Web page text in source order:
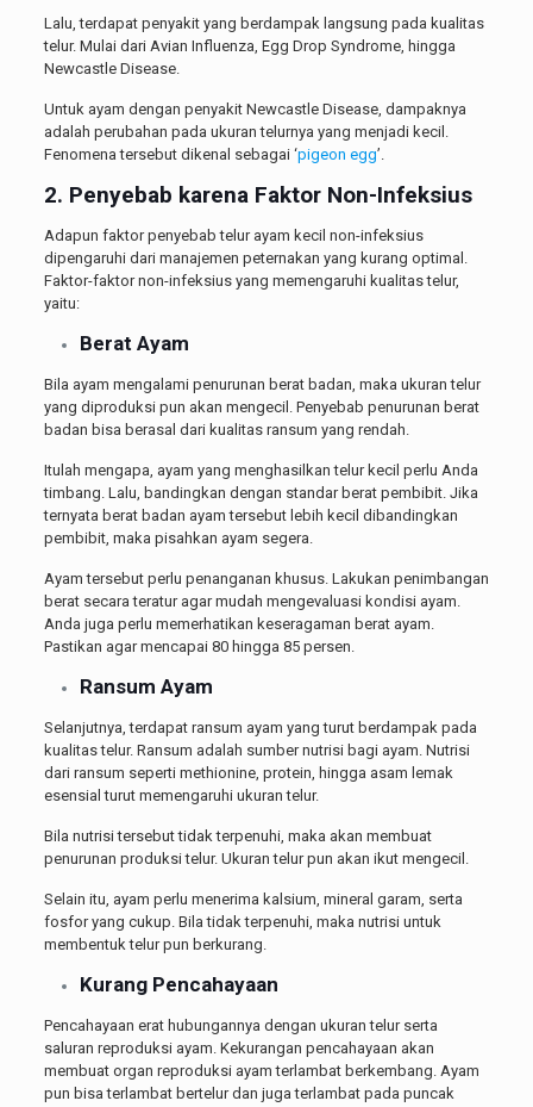
Lalu, terdapat penyakit yang berdampak langsung pada kualitas
telur. Mulai dari Avian Influenza, Egg Drop Syndrome, hingga
Newcastle Disease.
Untuk ayam dengan penyakit Newcastle Disease, dampaknya
adalah perubahan pada ukuran telurnya yang menjadi kecil.
Fenomena tersebut dikenal sebagai ‘pigeon egg’.
2. Penyebab karena Faktor Non-Infeksius
Adapun faktor penyebab telur ayam kecil non-infeksius
dipengaruhi dari manajemen peternakan yang kurang optimal.
Faktor-faktor non-infeksius yang memengaruhi kualitas telur,
yaitu:
Berat Ayam
Bila ayam mengalami penurunan berat badan, maka ukuran telur
yang diproduksi pun akan mengecil. Penyebab penurunan berat
badan bisa berasal dari kualitas ransum yang rendah.
Itulah mengapa, ayam yang menghasilkan telur kecil perlu Anda
timbang. Lalu, bandingkan dengan standar berat pembibit. Jika
ternyata berat badan ayam tersebut lebih kecil dibandingkan
pembibit, maka pisahkan ayam segera.
Ayam tersebut perlu penanganan khusus. Lakukan penimbangan
berat secara teratur agar mudah mengevaluasi kondisi ayam.
Anda juga perlu memerhatikan keseragaman berat ayam.
Pastikan agar mencapai 80 hingga 85 persen.
Ransum Ayam
Selanjutnya, terdapat ransum ayam yang turut berdampak pada
kualitas telur. Ransum adalah sumber nutrisi bagi ayam. Nutrisi
dari ransum seperti methionine, protein, hingga asam lemak
esensial turut memengaruhi ukuran telur.
Bila nutrisi tersebut tidak terpenuhi, maka akan membuat
penurunan produksi telur. Ukuran telur pun akan ikut mengecil.
Selain itu, ayam perlu menerima kalsium, mineral garam, serta
fosfor yang cukup. Bila tidak terpenuhi, maka nutrisi untuk
membentuk telur pun berkurang.
Kurang Pencahayaan
Pencahayaan erat hubungannya dengan ukuran telur serta
saluran reproduksi ayam. Kekurangan pencahayaan akan
membuat organ reproduksi ayam terlambat berkembang. Ayam
pun bisa terlambat bertelur dan juga terlambat pada puncak